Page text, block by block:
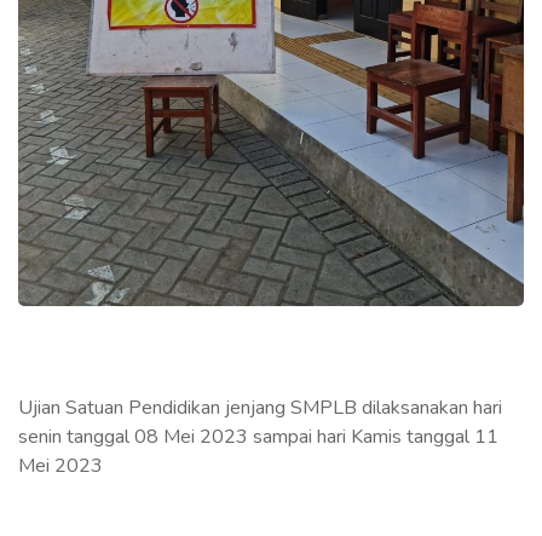
Ujian Satuan Pendidikan jenjang SMPLB dilaksanakan hari
senin tanggal 08 Mei 2023 sampai hari Kamis tanggal 11
Mei 2023